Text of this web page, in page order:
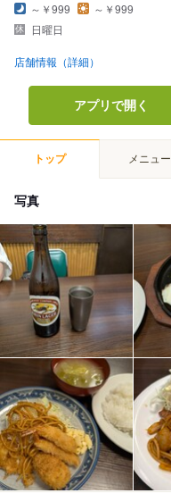
～￥999
～￥999
日曜日
店舗情報（詳細）
アプリで開く
トップ メニュー
写真